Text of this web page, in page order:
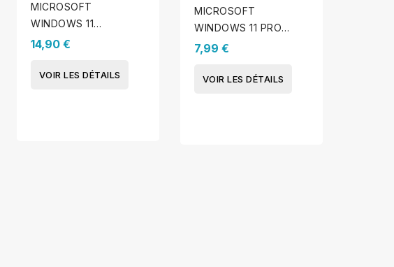
MICROSOFT
WINDOWS 11
ENTREPRISE
14,90 €
VOIR LES DÉTAILS
MICROSOFT
WINDOWS 11 PRO
(PROMO ÉCOLE)
7,99 €
VOIR LES DÉTAILS